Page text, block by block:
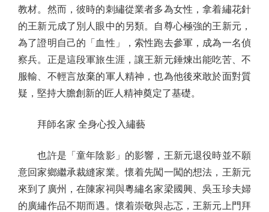
教材。然而，彼時的刺繡從業者多為女性，拿着繡花針
的王新元成了別人眼中的另類。自尊心極強的王新元，
為了證明自己的「血性」，索性跑去參軍，成為一名偵
察兵。正是這段軍旅生涯，讓王新元錘煉出能吃苦、不
服輸、不輕言放棄的軍人精神，也為他後來敢於面對質
疑，堅持大膽創新的匠人精神奠定了基礎。
拜師名家 全身心投入繡藝
也許是「童年陰影」的影響，王新元退役時並不願
意回家鄉繼承裁縫家業。懷着先闖一闖的想法，王新元
來到了廣州，在陳家祠與粵繡名家梁國興、吳玉珍夫婦
的廣繡作品不期而遇。懷着崇敬與忐忑，王新元上門拜